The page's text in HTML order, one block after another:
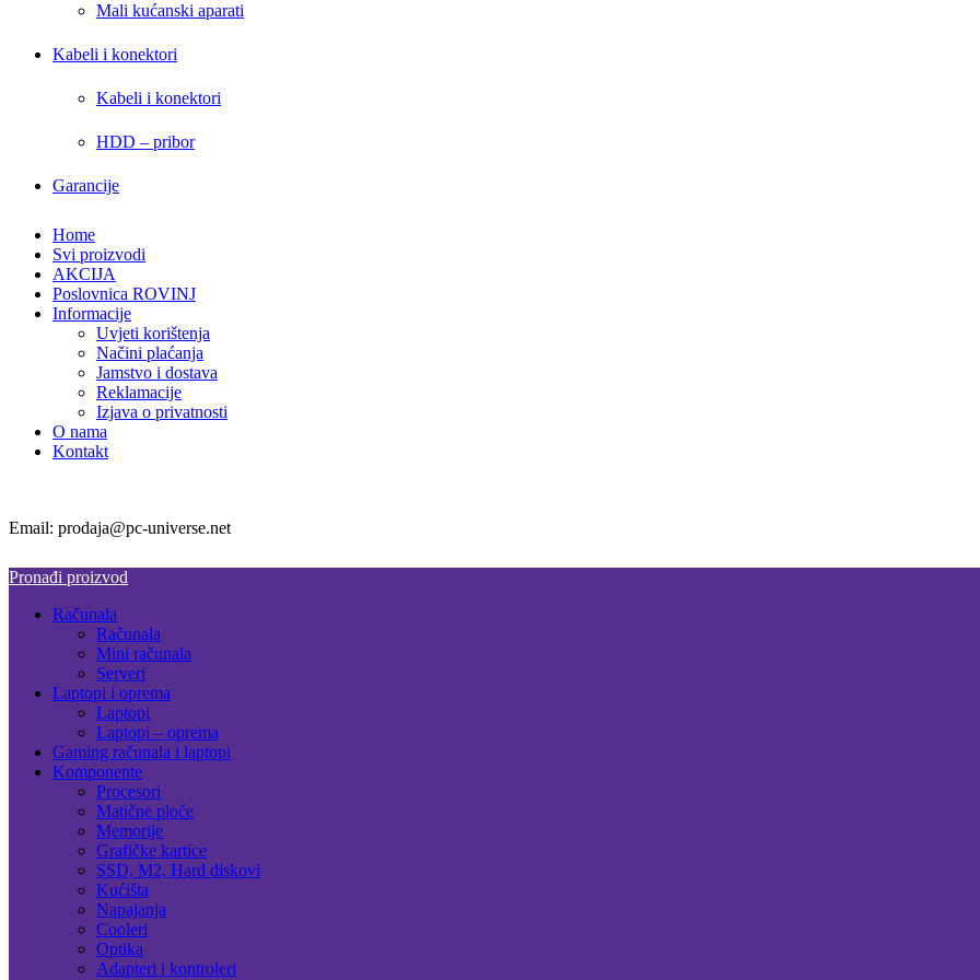
Mali kućanski aparati
Kabeli i konektori
Kabeli i konektori
HDD – pribor
Garancije
Home
Svi proizvodi
AKCIJA
Poslovnica ROVINJ
Informacije
Uvjeti korištenja
Načini plaćanja
Jamstvo i dostava
Reklamacije
Izjava o privatnosti
O nama
Kontakt
Email: prodaja@pc-universe.net
Pronađi proizvod
Računala
Računala
Mini računala
Serveri
Laptopi i oprema
Laptopi
Laptopi – oprema
Gaming računala i laptopi
Komponente
Procesori
Matične ploče
Memorije
Grafičke kartice
SSD, M2, Hard diskovi
Kućišta
Napajanja
Cooleri
Optika
Adapteri i kontroleri